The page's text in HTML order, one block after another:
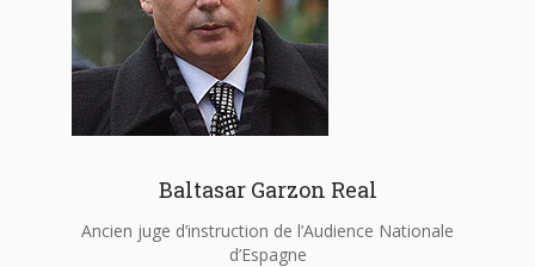
Baltasar Garzon Real
Ancien juge d’instruction de l’Audience Nationale
d’Espagne